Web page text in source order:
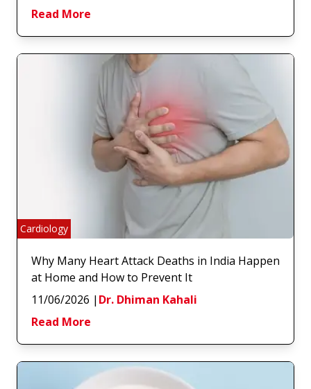
Read More
Cardiology
Why Many Heart Attack Deaths in India Happen
at Home and How to Prevent It
11/06/2026 | Dr. Dhiman Kahali
Read More